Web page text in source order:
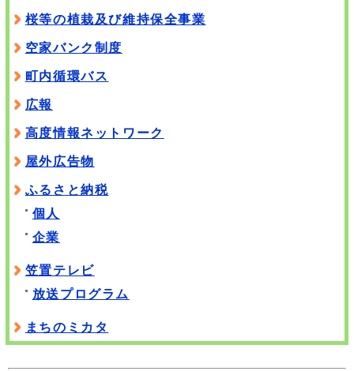
桜等の植栽及び維持保全事業
空家バンク制度
町内循環バス
広報
高度情報ネットワーク
屋外広告物
ふるさと納税
個人
企業
笠置テレビ
放送プログラム
まちのミカタ